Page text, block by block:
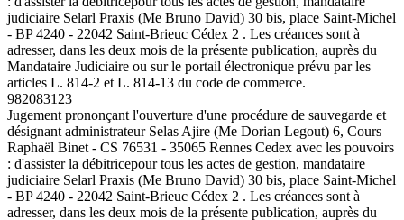
judiciaire Selarl Praxis (Me Bruno David) 30 bis, place Saint-Michel
- BP 4240 - 22042 Saint-Brieuc Cédex 2 . Les créances sont à
adresser, dans les deux mois de la présente publication, auprès du
Mandataire Judiciaire ou sur le portail électronique prévu par les
articles L. 814-2 et L. 814-13 du code de commerce.
982083123
Jugement prononçant l'ouverture d'une procédure de sauvegarde et
désignant administrateur Selas Ajire (Me Dorian Legout) 6, Cours
Raphaël Binet - CS 76531 - 35065 Rennes Cedex avec les pouvoirs
: d'assister la débitricepour tous les actes de gestion, mandataire
judiciaire Selarl Praxis (Me Bruno David) 30 bis, place Saint-Michel
- BP 4240 - 22042 Saint-Brieuc Cédex 2 . Les créances sont à
adresser, dans les deux mois de la présente publication, auprès du